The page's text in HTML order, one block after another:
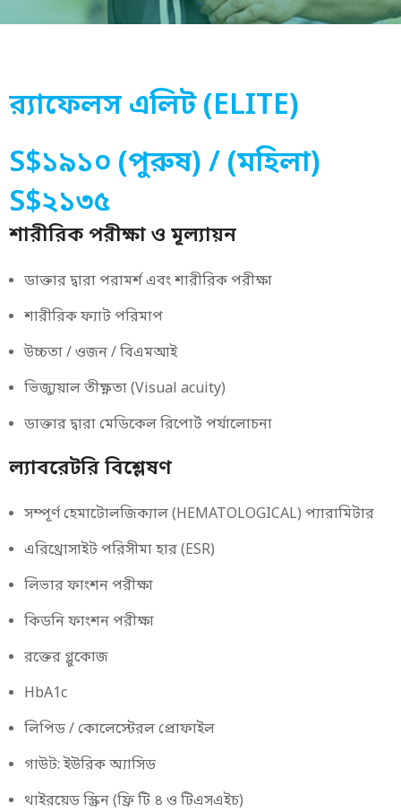
র‌্যাফেলস এলিট (ELITE)
S$১৯১০ (পুরুষ) / (মহিলা)
S$২১৩৫
শারীরিক পরীক্ষা ও মূল্যায়ন
ডাক্তার দ্বারা পরামর্শ এবং শারীরিক পরীক্ষা
শারীরিক ফ্যাট পরিমাপ
উচ্চতা / ওজন / বিএমআই
ভিজ্যুয়াল তীক্ষ্ণতা (Visual acuity)
ডাক্তার দ্বারা মেডিকেল রিপোর্ট পর্যালোচনা
ল্যাবরেটরি বিশ্লেষণ
সম্পূর্ণ হেমাটোলজিক্যাল (HEMATOLOGICAL) প্যারামিটার
এরিথ্রোসাইট পরিসীমা হার (ESR)
লিভার ফাংশন পরীক্ষা
কিডনি ফাংশন পরীক্ষা
রক্তের গ্লুকোজ
HbA1c
লিপিড / কোলেস্টেরল প্রোফাইল
গাউট: ইউরিক অ্যাসিড
থাইরয়েড স্ক্রিন (ফ্রি টি ৪ ও টিএসএইচ)